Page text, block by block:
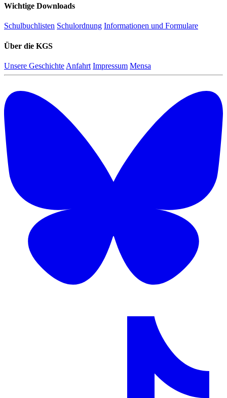
Wichtige Downloads
Schulbuchlisten Schulordnung Informationen und Formulare
Über die KGS
Unsere Geschichte Anfahrt Impressum Mensa